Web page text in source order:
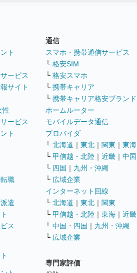
ト
ービス
サイト
性
ービス
ト
職
遣
ス
通信
スマホ・携帯通信サービス
└ 格安SIM
└ 格安スマホ
└ 携帯キャリア
└ 携帯キャリア格安ブランド
ホームルーター
モバイルデータ通信
プロバイダ
└ 北海道 ｜ 東北 ｜ 関東 ｜ 東海
└ 甲信越・北陸 ｜ 近畿 ｜ 中国
└ 四国 ｜ 九州・沖縄
└ 広域企業
インターネット回線
└ 北海道 ｜ 東北 ｜ 関東
└ 甲信越・北陸 ｜ 東海 ｜ 近畿
└ 中国・四国 ｜ 九州・沖縄
└ 広域企業
専門家評価